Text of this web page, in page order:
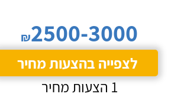
₪2500-3000
לצפייה בהצעות מחיר
1 הצעות מחיר